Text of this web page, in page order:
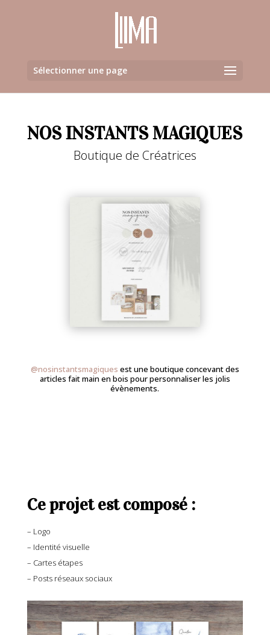
Sélectionner une page
NOS INSTANTS MAGIQUES
Boutique de Créatrices
@nosinstantsmagiques est une boutique concevant des
articles fait main en bois pour personnaliser les jolis
évènements.
Ce projet est composé :
– Logo
– Identité visuelle
– Cartes étapes
– Posts réseaux sociaux